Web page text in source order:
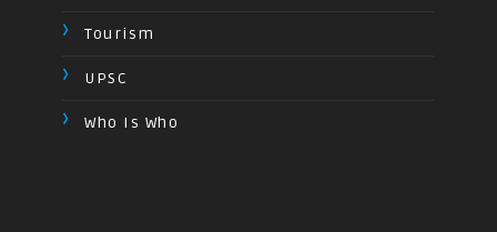
Tourism
UPSC
Who Is Who